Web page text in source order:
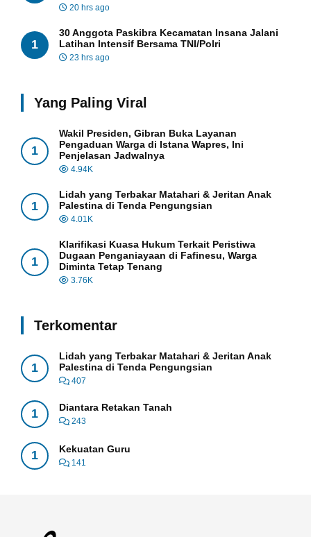
20 hrs ago
1
30 Anggota Paskibra Kecamatan Insana Jalani
Latihan Intensif Bersama TNI/Polri
23 hrs ago
Yang Paling Viral
1
Wakil Presiden, Gibran Buka Layanan
Pengaduan Warga di Istana Wapres, Ini
Penjelasan Jadwalnya
4.94K
1
Lidah yang Terbakar Matahari & Jeritan Anak
Palestina di Tenda Pengungsian
4.01K
1
Klarifikasi Kuasa Hukum Terkait Peristiwa
Dugaan Penganiayaan di Fafinesu, Warga
Diminta Tetap Tenang
3.76K
Terkomentar
1
Lidah yang Terbakar Matahari & Jeritan Anak
Palestina di Tenda Pengungsian
407
1 Diantara Retakan Tanah
243
1 Kekuatan Guru
141